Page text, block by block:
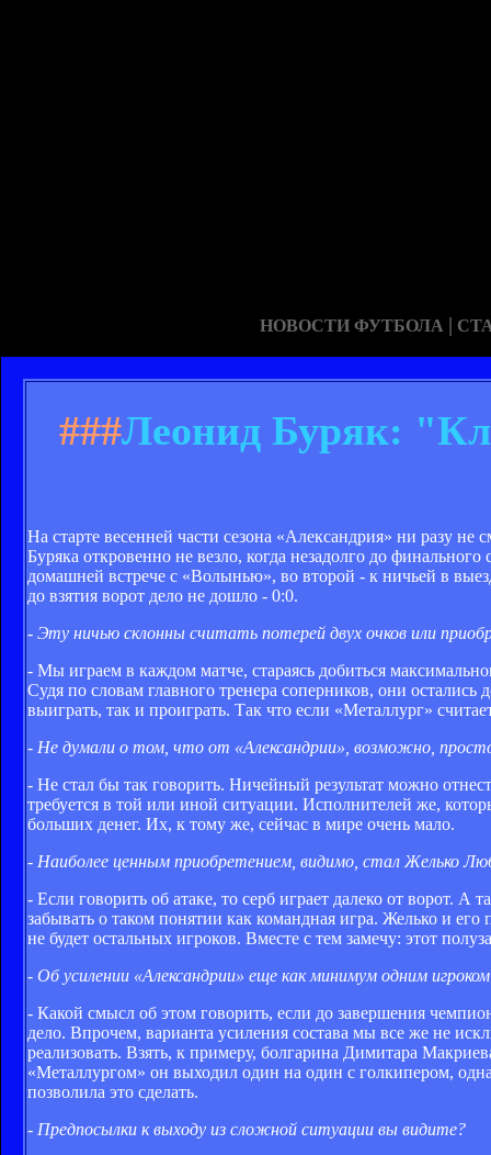
НОВОСТИ ФУТБОЛА |
###Леонид Буряк:
На старте весенней части сезона «Александрия» ни разу
Буряка откровенно не везло, когда незадолго до
домашней встрече с «Волынью», во второй - к ничьей в
до взятия ворот дело не дошло - 0:0.
- Эту ничью склонны считать потерей двух очков или
- Мы играем в каждом матче, стараясь добиться
Судя по словам главного тренера соперников, они
выиграть, так и проиграть. Так что если «Металлург»
- Не думали о том, что от «Александрии», возможно,
- Не стал бы так говорить. Ничейный результат можно
требуется в той или иной ситуации. Исполнителей же,
больших денег. Их, к тому же, сейчас в мире очень мало.
- Наиболее ценным приобретением, видимо, стал Желько
- Если говорить об атаке, то серб играет далеко от ворот.
забывать о таком понятии как командная игра. Желько и
не будет остальных игроков. Вместе с тем замечу: этот
- Об усилении «Александрии» еще как минимум одним
- Какой смысл об этом говорить, если до завершения
дело. Впрочем, варианта усиления состава мы все же не
реализовать. Взять, к примеру, болгарина Димитара
«Металлургом» он выходил один на один с голкипером,
позволила это сделать.
- Предпосылки к выходу из сложной ситуации вы видите?